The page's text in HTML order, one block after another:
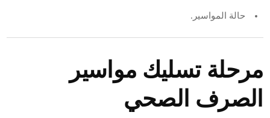
حالة المواسير.
مرحلة تسليك مواسير
الصرف الصحي